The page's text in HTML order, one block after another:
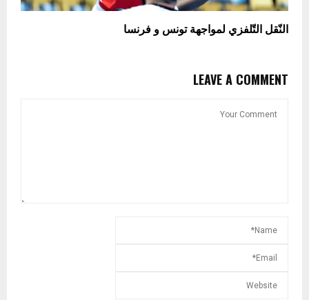
النّقل التّلفزي لمواجهة تونس و فرنسا
LEAVE A COMMENT